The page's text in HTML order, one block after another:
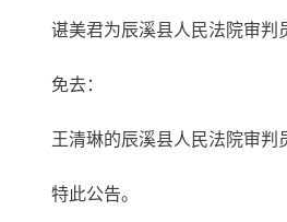
谌美君为辰溪县人民法院审判
免去：
王清琳的辰溪县人民法院审判
特此公告。